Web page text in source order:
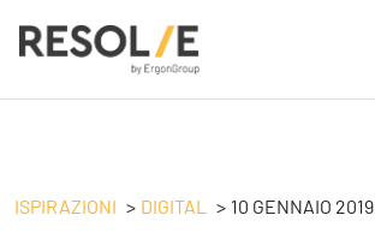
Servizi
People
ISPIRAZIONI DIGITAL 10 GENNAIO 2019